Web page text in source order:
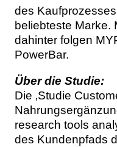
des
beliebteste Marke.
dahinter folgen
PowerBar.
Über die Studie:
Die ‚Studie
research tools
des Kundenpfads